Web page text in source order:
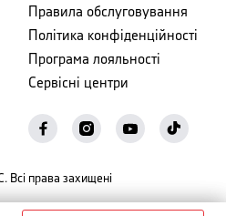
Правила обслуговування
Політика конфіденційності
Програма лояльності
Сервісні центри
Всі права захищені